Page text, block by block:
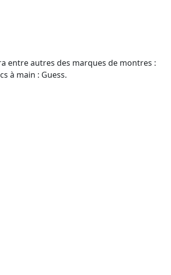
entre autres des marques de montres :
à main : Guess.